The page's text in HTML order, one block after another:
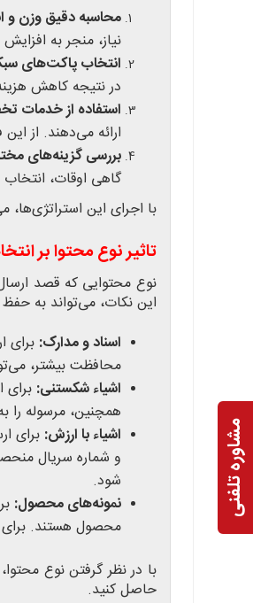
محاسبه دقیق وزن و
نیاز، منجر به
انتخاب پاکت‌های
در نتیجه کاهش
استفاده از خدمات
ارائه می‌دهند. از
بررسی گزینه‌های
گاهی اوقات،
با اجرای این
تاثیر نوع محتوا بر
نوع محتوایی که قصد
این نکات، می‌تواند به
اسناد و مدارک: برای
محافظت بیشتر،
اشیاء شکستنی: برای
همچنین، مرسوله را
اشیاء با ارزش: برای
و شماره سریال
شود.
نمونه‌های محصول:
محصول هستند. برای
با در نظر گرفتن نوع
حاصل کنید.
مشاوره تلفنی